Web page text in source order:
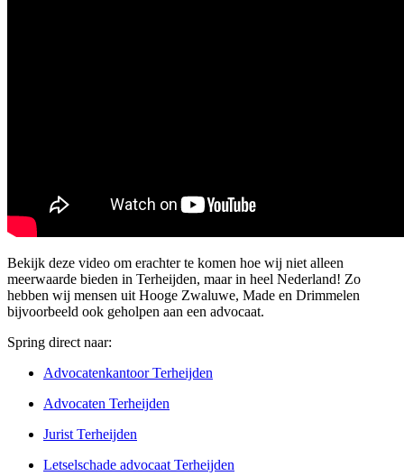
Bekijk deze video om erachter te komen hoe wij niet alleen
meerwaarde bieden in Terheijden, maar in heel Nederland! Zo
hebben wij mensen uit Hooge Zwaluwe, Made en Drimmelen
bijvoorbeeld ook geholpen aan een advocaat.
Spring direct naar:
Advocatenkantoor Terheijden
Advocaten Terheijden
Jurist Terheijden
Letselschade advocaat Terheijden